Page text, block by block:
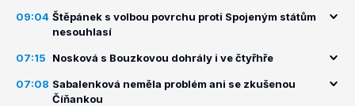
09:04 Štěpánek s volbou povrchu proti Spojeným státům
nesouhlasí
07:15 Nosková s Bouzkovou dohrály i ve čtyřhře
07:08 Sabalenková neměla problém ani se zkušenou
Číňankou